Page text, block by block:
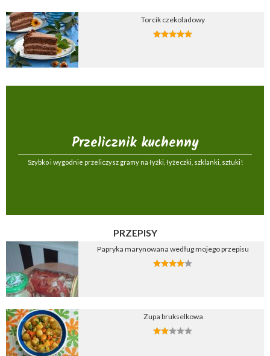
Torcik czekoladowy
Przelicznik kuchenny
Szybko i wygodnie przeliczysz gramy na łyżki, łyżeczki, szklanki, sztuki!
PRZEPISY
Papryka marynowana według mojego przepisu
Zupa brukselkowa